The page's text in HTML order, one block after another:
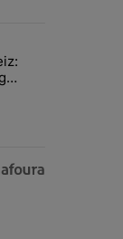
7 days.
Anteilen" mit 2
in der